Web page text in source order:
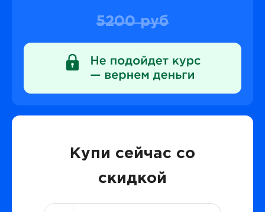
5200 руб
Купи сейчас со
скидкой